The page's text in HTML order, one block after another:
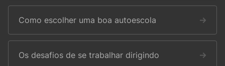
Como escolher uma boa autoescola →
Os desafios de se trabalhar dirigindo →